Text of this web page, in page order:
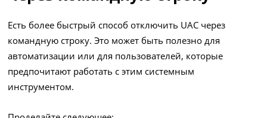
Есть более быстрый способ отключить UAC через
командную строку. Это может быть полезно для
автоматизации или для пользователей, которые
предпочитают работать c этим системным
инструментом.